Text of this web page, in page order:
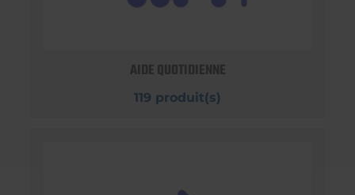
AIDE QUOTIDIENNE
119 produit(s)